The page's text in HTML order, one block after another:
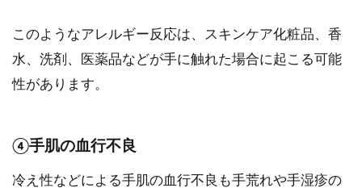
このようなアレルギー反応は、スキンケア化粧品、香
水、洗剤、医薬品などが手に触れた場合に起こる可能
性があります。
④手肌の血行不良
冷え性などによる手肌の血行不良も手荒れや手湿疹の